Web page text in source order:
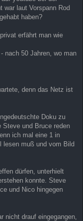
war laut Vorspann Rod
haben?
erfährt man wie
nach 50 Jahren, wo man
denn das Netz ist
Doku zu
und Bruce reden
ich mal eine 1 in
lesen muß und vom Bild
dürfen, unterhielt
konnte. Steve
und Nico hingegen
nicht drauf eingegangen,